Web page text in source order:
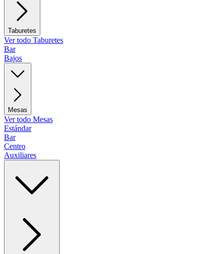
Taburetes
Ver todo Taburetes
Bar
Bajos
Mesas
Ver todo Mesas
Estándar
Bar
Centro
Auxiliares